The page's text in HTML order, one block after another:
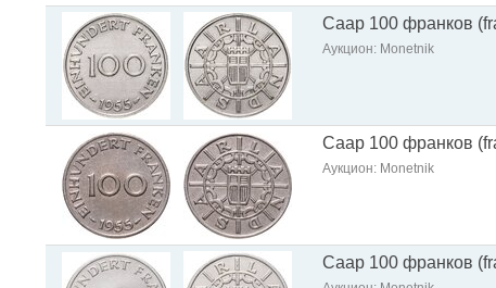
Саар 100 франков
Аукцион: Monetnik
Саар 100 франков
Аукцион: Monetnik
Саар 100 франков